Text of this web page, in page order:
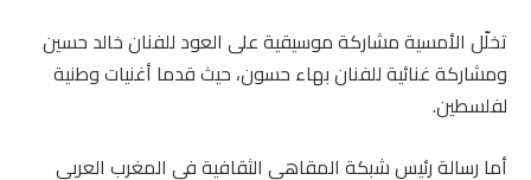
تخلّل الأمسية مشاركة موسيقية على العود للفنان خالد حسين
ومشاركة غنائية للفنان بهاء حسون، حيث قدما أغنيات وطنية
لفلسطين.
أما رسالة رئيس شبكة المقاهي الثقافية في المغرب العربي